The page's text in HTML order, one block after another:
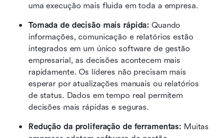
uma execução mais fluida em toda a empresa.
Tomada de decisão mais rápida: Quando
informações, comunicação e relatórios estão
integrados em um único software de gestão
empresarial, as decisões acontecem mais
rapidamente. Os líderes não precisam mais
esperar por atualizações manuais ou relatórios
de status. Dados em tempo real permitem
decisões mais rápidas e seguras.
Redução da proliferação de ferramentas: Muitas